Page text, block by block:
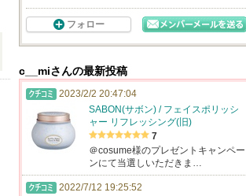
フォロー
c__miさんの最新投稿
2023/2/2 20:47:04
SABON(サボン) / フェイスポリッシ
ャー リフレッシング(旧)
7
＠cosume様のプレゼントキャンペー
ンにて当選しいただきま…
2022/7/12 19:25:52